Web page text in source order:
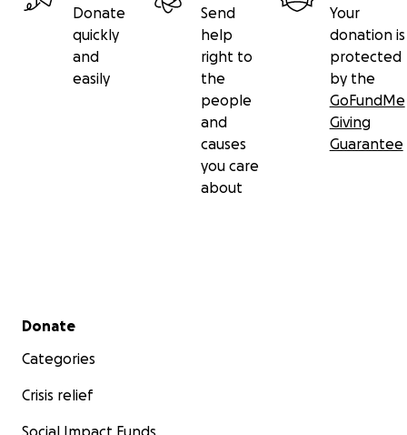
Donate
quickly
and
easily
Send
help
right to
the
people
and
causes
you care
about
Your
donation is
protected
by the
GoFundMe
Giving
Guarantee
Secondary menu
Donate
Categories
Crisis relief
Social Impact Funds